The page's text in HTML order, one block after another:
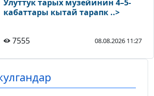
Улуттук тарых музейинин 4–5-
кабаттары кытай тарапк ..>
7555 08.08.2026 11:27